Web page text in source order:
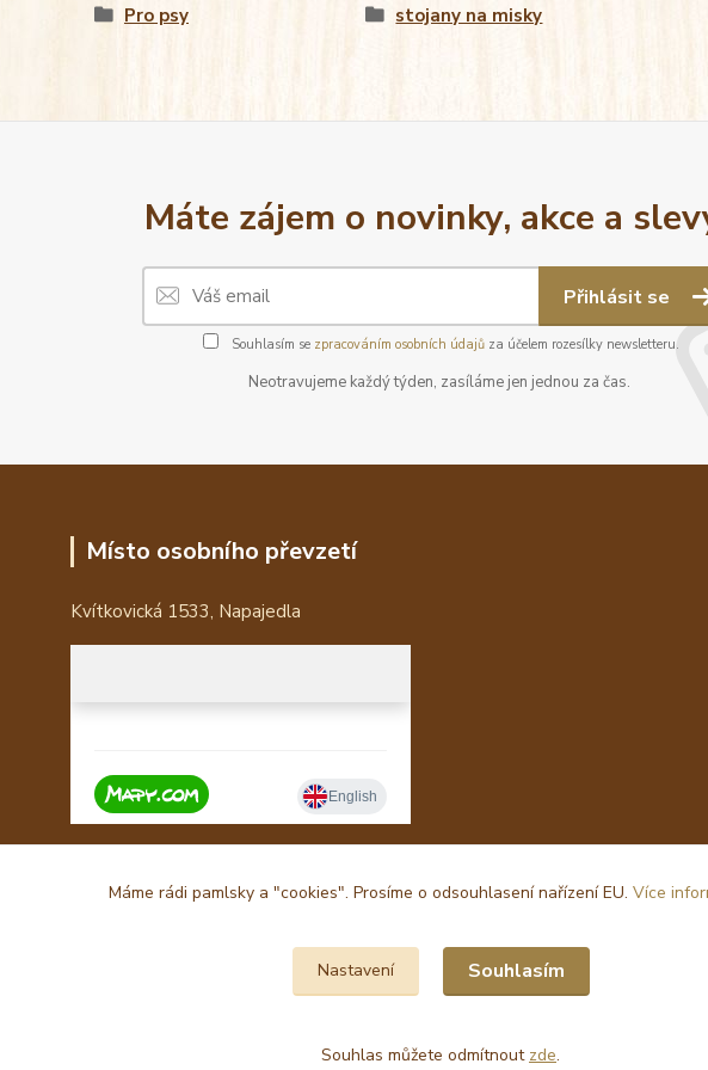
Pro psy stojany na misky
Máte zájem o novinky, akce a
Přihlásit se
Souhlasím se zpracováním osobních údajůza účelem rozesílky newsletteru.
Neotravujeme každý týden, zasíláme jen jednou za čas.
Místo osobního převzetí
Kvítkovická 1533, Napajedla
Máme rádi pamlsky a "cookies". Prosíme o odsouhlasení nařízení EU. Více
Nastavení Souhlasím
Souhlas můžete odmítnout zde.